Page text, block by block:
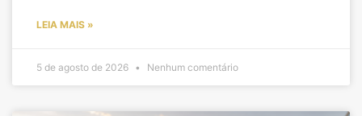
LEIA MAIS »
5 de agosto de 2026 Nenhum comentário